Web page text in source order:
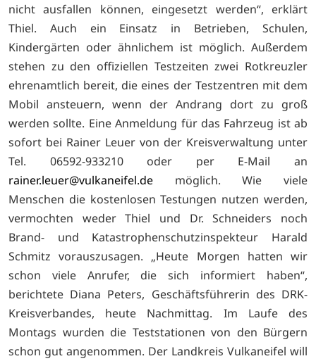
nicht ausfallen können, eingesetzt werden“, erklärt
Thiel. Auch ein Einsatz in Betrieben, Schulen,
Kindergärten oder ähnlichem ist möglich. Außerdem
stehen zu den offiziellen Testzeiten zwei Rotkreuzler
ehrenamtlich bereit, die eines der Testzentren mit dem
Mobil ansteuern, wenn der Andrang dort zu groß
werden sollte. Eine Anmeldung für das Fahrzeug ist ab
sofort bei Rainer Leuer von der Kreisverwaltung unter
Tel. 06592-933210 oder per E-Mail an
rainer.leuer@vulkaneifel.de möglich. Wie viele
Menschen die kostenlosen Testungen nutzen werden,
vermochten weder Thiel und Dr. Schneiders noch
Brand- und Katastrophenschutzinspekteur Harald
Schmitz vorauszusagen. „Heute Morgen hatten wir
schon viele Anrufer, die sich informiert haben“,
berichtete Diana Peters, Geschäftsführerin des DRK-
Kreisverbandes, heute Nachmittag. Im Laufe des
Montags wurden die Teststationen von den Bürgern
schon gut angenommen. Der Landkreis Vulkaneifel will